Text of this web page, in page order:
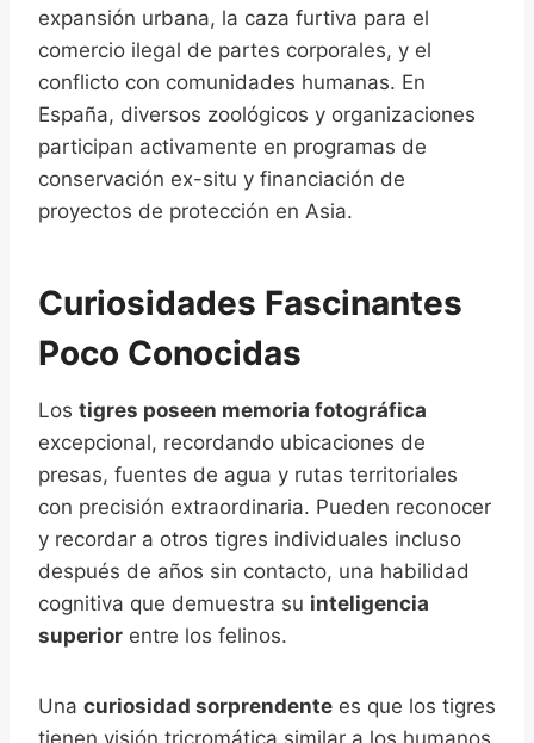
expansión urbana, la caza furtiva para el
comercio ilegal de partes corporales, y el
conflicto con comunidades humanas. En
España, diversos zoológicos y organizaciones
participan activamente en programas de
conservación ex-situ y financiación de
proyectos de protección en Asia.
Curiosidades Fascinantes
Poco Conocidas
Los tigres poseen memoria fotográfica
excepcional, recordando ubicaciones de
presas, fuentes de agua y rutas territoriales
con precisión extraordinaria. Pueden reconocer
y recordar a otros tigres individuales incluso
después de años sin contacto, una habilidad
cognitiva que demuestra su inteligencia
superior entre los felinos.
Una curiosidad sorprendente es que los tigres